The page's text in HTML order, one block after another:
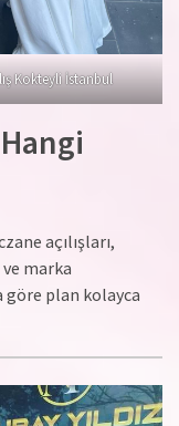
Kokteyli İstanbul
açılışları,
ve marka
göre plan kolayca